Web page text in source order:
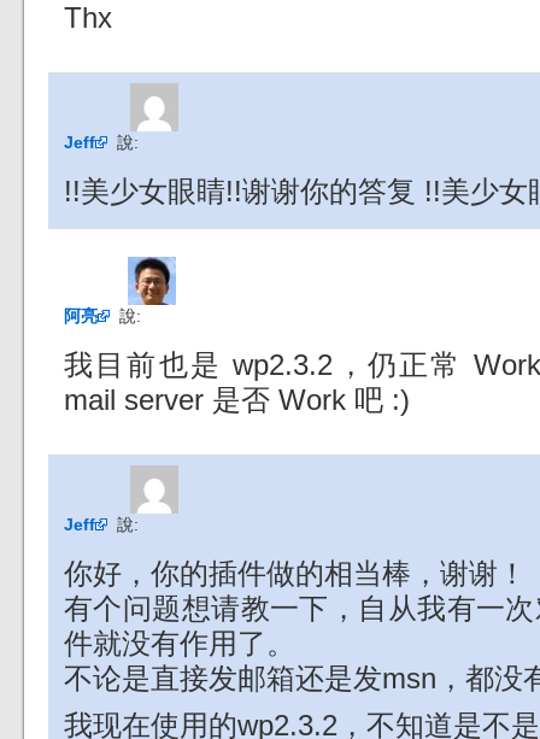
Thx
Jeff 說:
!!美少女眼睛!!谢谢你的答复 !!美少女
阿亮 說:
我目前也是 wp2.3.2，仍正常
mail server 是否 Work 吧 :)
Jeff 說:
你好，你的插件做的相当棒，谢谢！
有个问题想请教一下，自从我有一
件就没有作用了。
不论是直接发邮箱还是发msn，都没
我现在使用的wp2.3.2，不知道是不